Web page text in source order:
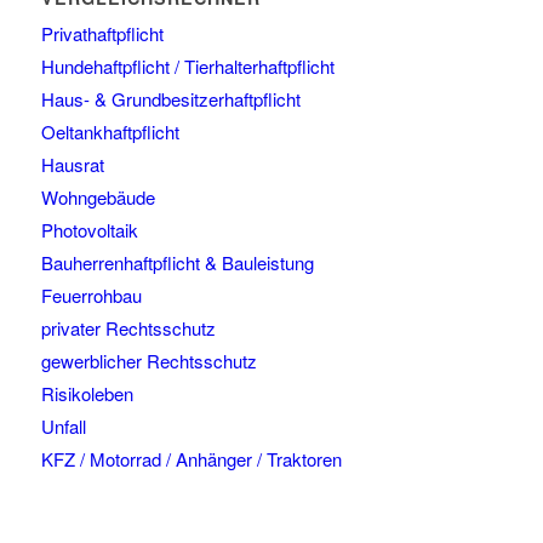
Privathaftpflicht
Hundehaftpflicht / Tierhalterhaftpflicht
Haus- & Grundbesitzerhaftpflicht
Oeltankhaftpflicht
Hausrat
Wohngebäude
Photovoltaik
Bauherrenhaftpflicht & Bauleistung
Feuerrohbau
privater Rechtsschutz
gewerblicher Rechtsschutz
Risikoleben
Unfall
KFZ / Motorrad / Anhänger / Traktoren